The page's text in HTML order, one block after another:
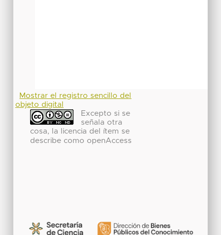
Mostrar el registro sencillo del
objeto digital
Excepto si se
señala otra
cosa, la licencia del ítem se
describe como openAccess